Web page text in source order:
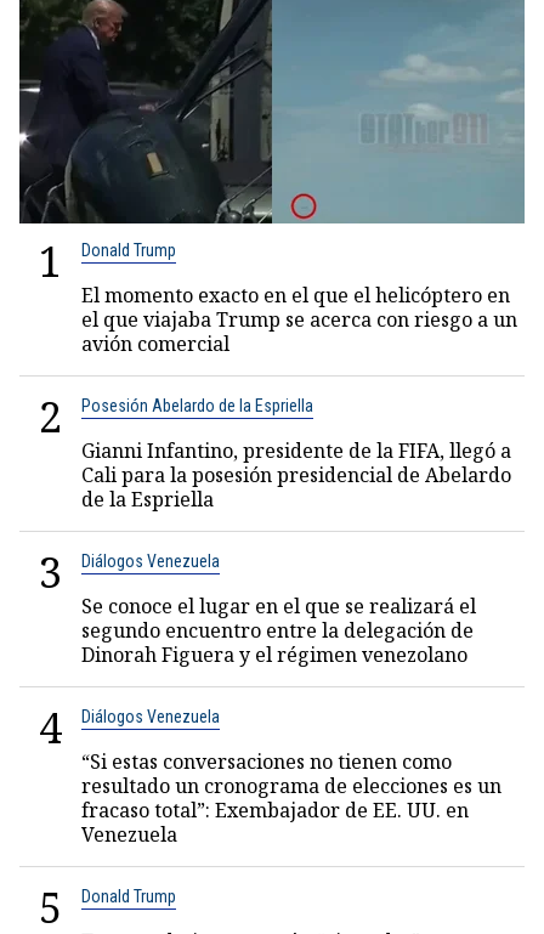
1 Donald Trump
El momento exacto en el que el helicóptero en
el que viajaba Trump se acerca con riesgo a un
avión comercial
2 Posesión Abelardo de la Espriella
Gianni Infantino, presidente de la FIFA, llegó a
Cali para la posesión presidencial de Abelardo
de la Espriella
3 Diálogos Venezuela
Se conoce el lugar en el que se realizará el
segundo encuentro entre la delegación de
Dinorah Figuera y el régimen venezolano
4 Diálogos Venezuela
“Si estas conversaciones no tienen como
resultado un cronograma de elecciones es un
fracaso total”: Exembajador de EE. UU. en
Venezuela
5 Donald Trump